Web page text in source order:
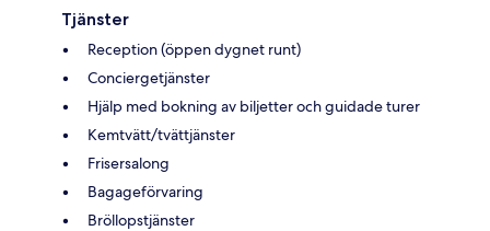
Tjänster
Reception (öppen dygnet runt)
Conciergetjänster
Hjälp med bokning av biljetter och guidade turer
Kemtvätt/tvättjänster
Frisersalong
Bagageförvaring
Bröllopstjänster